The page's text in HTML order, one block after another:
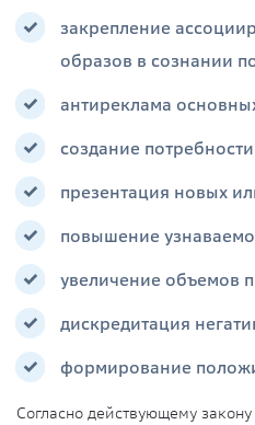
закрепление
образов в сознании
антиреклама
создание
презентация новых
повышение
увеличение объемов
дискредитация
формирование
Согласно действующему